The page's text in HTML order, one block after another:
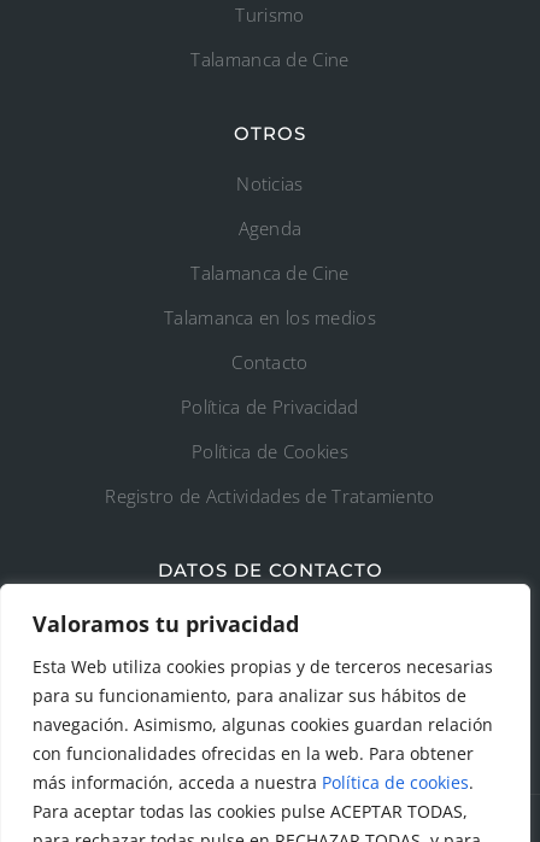
Valoramos tu privacidad
Esta Web utiliza cookies propias y de terceros necesarias
para su funcionamiento, para analizar sus hábitos de
navegación. Asimismo, algunas cookies guardan relación
con funcionalidades ofrecidas en la web. Para obtener
más información, acceda a nuestra Política de cookies.
Para aceptar todas las cookies pulse ACEPTAR TODAS,
Turismo
Talamanca de Cine
OTROS
Noticias
Agenda
Talamanca de Cine
Talamanca en los medios
Contacto
Política de Privacidad
Política de Cookies
Registro de Actividades de Tratamiento
DATOS DE CONTACTO
Ayto. de Talamanca de Jarama
C/Fuente del Arca, 19 28160 Talamanca de
Jarama (Madrid)